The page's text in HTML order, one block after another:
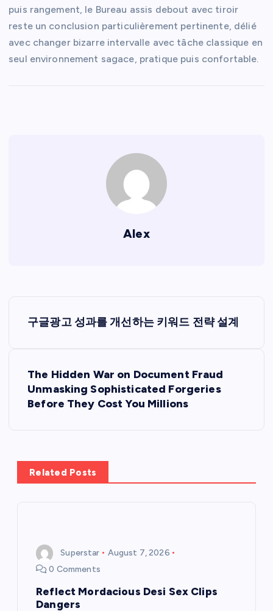
puis rangement, le Bureau assis debout avec tiroir
reste un conclusion particulièrement pertinente, délié
avec changer bizarre intervalle avec tâche classique en
seul environnement sagace, pratique puis confortable.
Alex
a
v
구글광고 성과를 개선하는 키워드 전략 설계
The Hidden War on Document Fraud
Unmasking Sophisticated Forgeries
Before They Cost You Millions
Related Posts
Superstar
August 7, 2026
0 Comments
Reflect Mordacious Desi Sex Clips
Dangers